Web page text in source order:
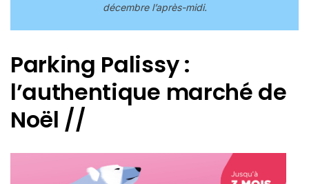
décembre l’après-midi.
Parking Palissy :
l’authentique marché de
Noël //